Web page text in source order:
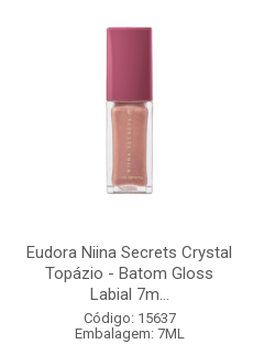
Eudora Niina Secrets Crystal
Topázio - Batom Gloss
Labial 7m...
Código: 15637
Embalagem: 7ML